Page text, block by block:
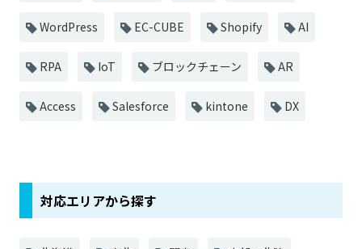
WordPress EC-CUBE Shopify AI
RPA IoT ブロックチェーン AR
Access Salesforce kintone DX
対応エリアから探す